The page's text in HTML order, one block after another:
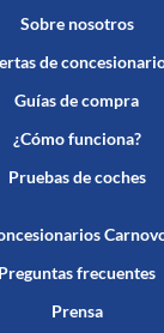
Sobre nosotros
de
Guías de compra
¿Cómo funciona?
Pruebas de coches
Preguntas frecuentes
Prensa